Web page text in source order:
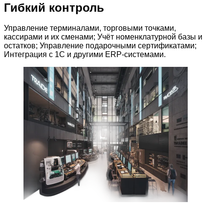
Гибкий контроль
Управление терминалами, торговыми точками,
кассирами и их сменами; Учёт номенклатурной базы и
остатков; Управление подарочными сертификатами;
Интеграция с 1С и другими ERP-системами.